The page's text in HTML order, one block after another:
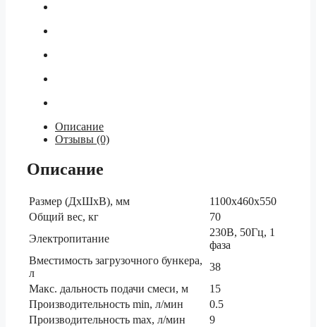
Описание
Отзывы (0)
Описание
Размер (ДхШхВ), мм
1100x460x550
Общий вес, кг
70
Электропитание
230В, 50Гц, 1
фаза
Вместимость загрузочного бункера,
л
38
Макс. дальность подачи смеси, м
15
Производительность min, л/мин
0.5
Производительность max, л/мин
9